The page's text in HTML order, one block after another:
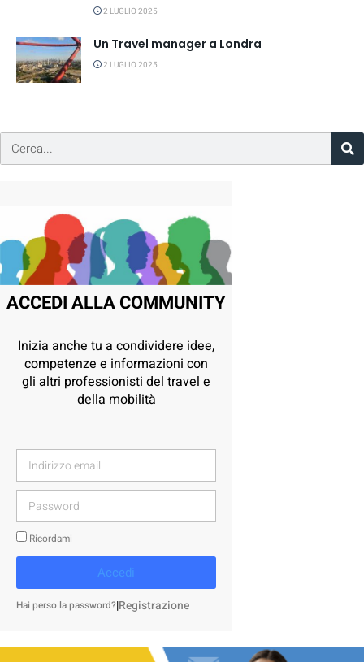
2 LUGLIO 2025
Un Travel manager a Londra
2 LUGLIO 2025
ACCEDI ALLA COMMUNITY
Inizia anche tu a condividere idee,
competenze e informazioni con
gli altri professionisti del travel e
della mobilità
Ricordami
Accedi
Hai perso la password?|Registrazione